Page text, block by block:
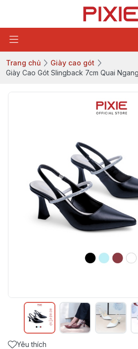
Trang chủ
Giày cao gót
Giày Cao Gót Slingback 7cm Quai
Yêu thích